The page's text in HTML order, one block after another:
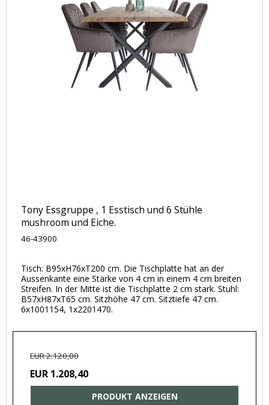
Tony Essgruppe , 1 Esstisch und 6 Stühle
mushroom und Eiche.
46-43900
Tisch: B95xH76xT200 cm. Die Tischplatte hat an der
Aussenkante eine Stärke von 4 cm in einem 4 cm breiten
Streifen. In der Mitte ist die Tischplatte 2 cm stark. Stuhl:
B57xH87xT65 cm. Sitzhöhe 47 cm. Sitztiefe 47 cm.
6x1001154, 1x2201470.
EUR 2.120,00
EUR 1.208,40
PRODUKT ANZEIGEN